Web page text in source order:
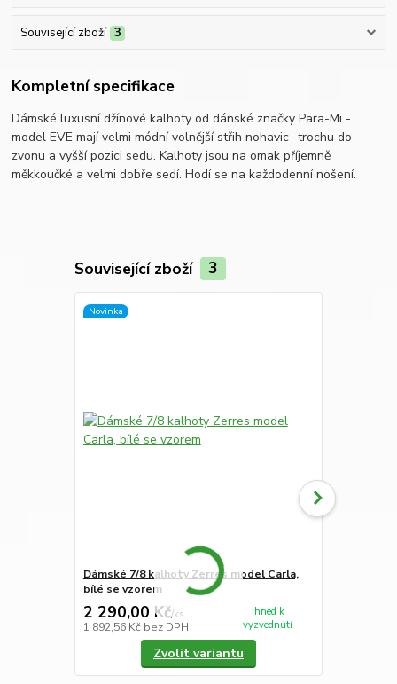
Související zboží 3
Kompletní specifikace
Dámské luxusní džínové kalhoty od dánské značky Para-Mi -
model EVE mají velmi módní volnější střih nohavic- trochu do
zvonu a vyšší pozici sedu. Kalhoty jsou na omak příjemně
měkkoučké a velmi dobře sedí. Hodí se na každodenní nošení.
Související zboží 3
Novinka
Dámské 7/8 kalhoty Zerres model Carla,
bílé se vzorem
2 290,00 Kč/ks
1 892,56 Kč bez DPH
Ihned k
vyzvednutí
Zvolit variantu